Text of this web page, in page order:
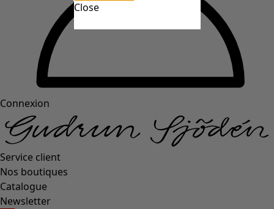
Connexion
Service client
Nos boutiques
Catalogue
Newsletter
Close